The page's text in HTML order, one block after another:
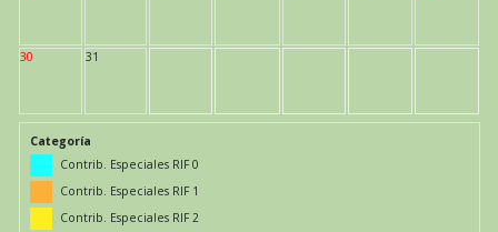
30 31
Categoría
Contrib. Especiales RIF 0
Contrib. Especiales RIF 1
Contrib. Especiales RIF 2